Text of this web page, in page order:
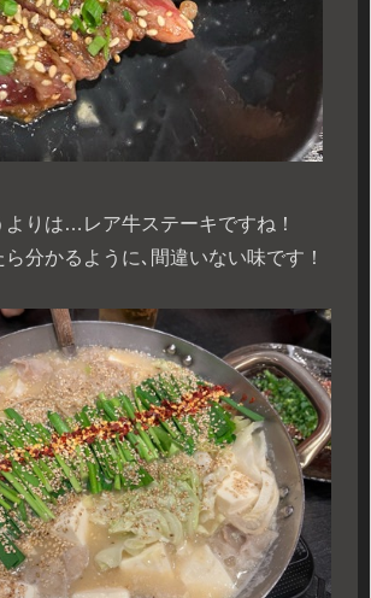
よりは…レア牛ステーキですね！
分かるように､間違いない味です！